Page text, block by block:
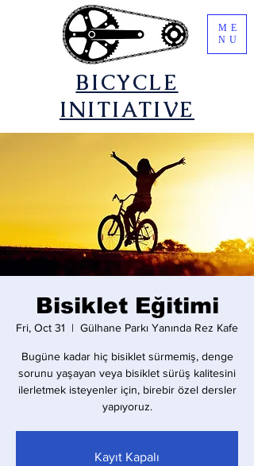
​BICYCLE
INITIATIVE
ME
NU
Bisiklet Eğitimi
Fri, Oct 31
  |
Gülhane Parkı Yanında Rez Kafe
Bugüne kadar hiç bisiklet sürmemiş, denge
sorunu yaşayan veya bisiklet sürüş kalitesini
ilerletmek isteyenler için, birebir özel dersler
yapıyoruz.
Kayıt Kapalı